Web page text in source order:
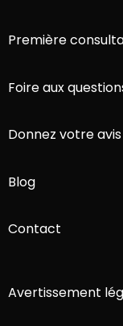
Première
Foire aux
Donnez votre avis
Blog
Contact
Avertissement